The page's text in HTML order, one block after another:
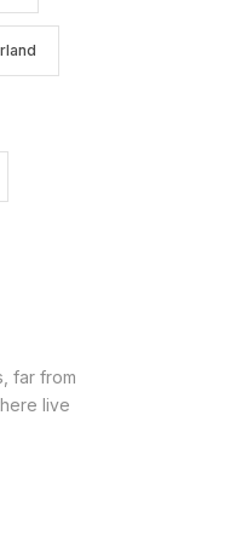
far from
live